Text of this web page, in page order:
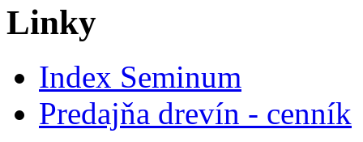
Linky
Index Seminum
Predajňa drevín - cenník